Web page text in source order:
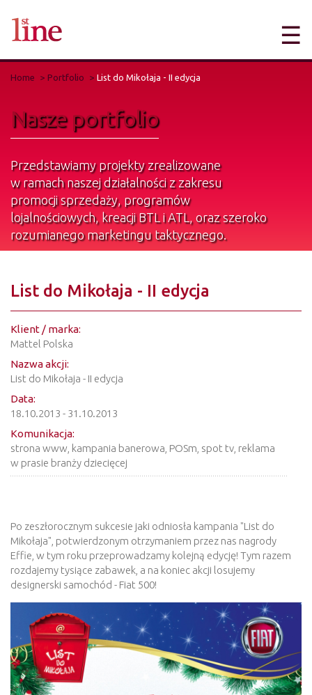
☰
Home Portfolio List do Mikołaja - II edycja
Nasze portfolio
Przedstawiamy projekty zrealizowane
w ramach naszej działalności z zakresu
promocji sprzedaży, programów
lojalnościowych, kreacji BTL i ATL, oraz szeroko
rozumianego marketingu taktycznego.
sztuki.
List do Mikołaja - II edycja
Klient / marka:
Mattel Polska
Nazwa akcji:
List do Mikołaja - II edycja
Data:
18.10.2013 - 31.10.2013
Komunikacja:
strona www, kampania banerowa, POSm, spot tv, reklama
w prasie branży dziecięcej
Po zeszłorocznym sukcesie jaki odniosła kampania "List do
Mikołaja", potwierdzonym otrzymaniem przez nas nagrody
Effie, w tym roku przeprowadzamy kolejną edycję! Tym razem
rozdajemy tysiące zabawek, a na koniec akcji losujemy
designerski samochód - Fiat 500!